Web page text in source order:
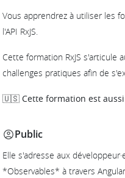
Vous apprendrez à utiliser les
l'API RxJS.
Cette formation RxJS s'articule
challenges pratiques afin de
🇺🇸 Cette formation est
Public
Elle s'adresse aux
*Observables* à travers